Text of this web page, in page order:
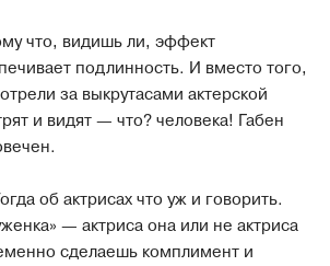
что, видишь ли, эффект
подлинность. И вместо того,
за выкрутасами актерской
и видят — что? человека! Габен
об актрисах что уж и говорить.
— актриса она или не актриса
сделаешь комплимент и